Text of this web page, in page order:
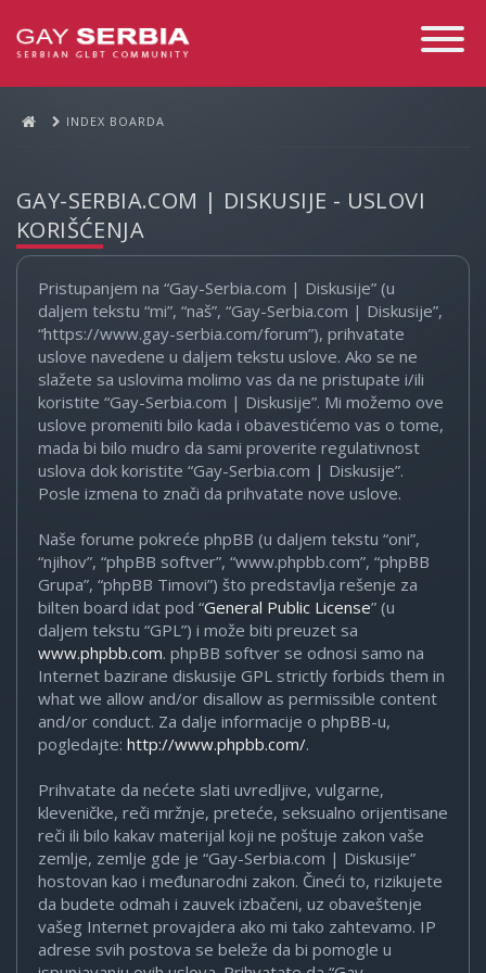
Toggle
INDEX BOARDA
GAY-SERBIA.COM | DISKUSIJE - USLOVI
KORIŠĆENJA
Pristupanjem na “Gay-Serbia.com | Diskusije” (u
daljem tekstu “mi”, “naš”, “Gay-Serbia.com | Diskusije”,
“https://www.gay-serbia.com/forum”), prihvatate
uslove navedene u daljem tekstu uslove. Ako se ne
slažete sa uslovima molimo vas da ne pristupate i/ili
koristite “Gay-Serbia.com | Diskusije”. Mi možemo ove
uslove promeniti bilo kada i obavestićemo vas o tome,
mada bi bilo mudro da sami proverite regulativnost
uslova dok koristite “Gay-Serbia.com | Diskusije”.
Posle izmena to znači da prihvatate nove uslove.
Naše forume pokreće phpBB (u daljem tekstu “oni”,
“njihov”, “phpBB softver”, “www.phpbb.com”, “phpBB
Grupa”, “phpBB Timovi”) što predstavlja rešenje za
bilten board idat pod “General Public License” (u
daljem tekstu “GPL”) i može biti preuzet sa
www.phpbb.com. phpBB softver se odnosi samo na
Internet bazirane diskusije GPL strictly forbids them in
what we allow and/or disallow as permissible content
and/or conduct. Za dalje informacije o phpBB-u,
pogledajte: http://www.phpbb.com/.
Prihvatate da nećete slati uvredljive, vulgarne,
kleveničke, reči mržnje, preteće, seksualno orijentisane
reči ili bilo kakav materijal koji ne poštuje zakon vaše
zemlje, zemlje gde je “Gay-Serbia.com | Diskusije”
hostovan kao i međunarodni zakon. Čineći to, rizikujete
da budete odmah i zauvek izbačeni, uz obaveštenje
vašeg Internet provajdera ako mi tako zahtevamo. IP
adrese svih postova se beleže da bi pomogle u